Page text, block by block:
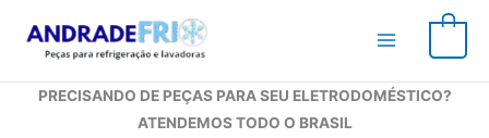
para
conteúdo
PRECISANDO DE PEÇAS PARA SEU ELETRODOMÉSTICO?
ATENDEMOS TODO O BRASIL